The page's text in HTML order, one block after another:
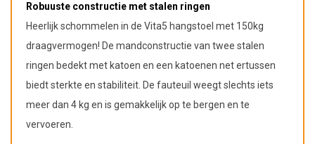
Robuuste constructie met stalen ringen
Heerlijk schommelen in de Vita5 hangstoel met 150kg
draagvermogen! De mandconstructie van twee stalen
ringen bedekt met katoen en een katoenen net ertussen
biedt sterkte en stabiliteit. De fauteuil weegt slechts iets
meer dan 4 kg en is gemakkelijk op te bergen en te
vervoeren.